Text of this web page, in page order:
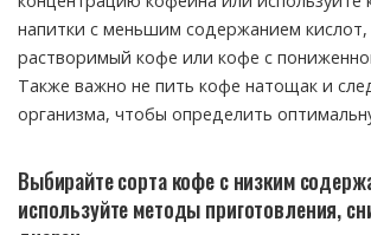
напитки с меньшим содержанием
растворимый кофе или кофе с
Также важно не пить кофе натощак и
организма, чтобы определить
Выбирайте сорта кофе с низким
используйте методы приготовления,